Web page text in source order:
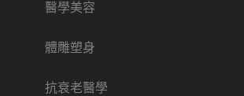
醫學美容
體雕塑身
抗衰老醫學